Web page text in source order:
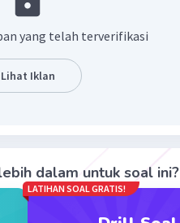
yang telah terverifikasi
Lihat Iklan
dalam untuk soal ini?
LATIHAN SOAL GRATIS!